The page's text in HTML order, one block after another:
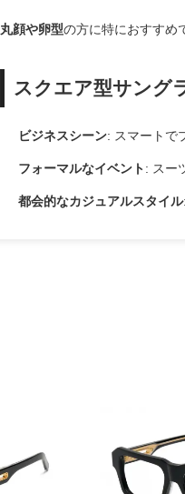
丸顔や卵型の方に特におすすめ
スクエア型サング
ビジネスシーン: スマートで
フォーマルなイベント: スー
都会的なカジュアルスタイル